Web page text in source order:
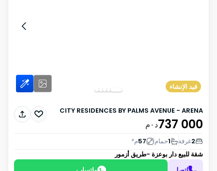
قيد الإنشاء
CITY RESIDENCES BY PALMS AVENUE - ARENA
737 000د٠م
2غرفة 1حمام 57م²
شقة للبيعدار بوعزة -طريق أزمور